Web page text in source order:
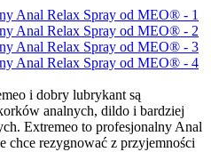
i dobry lubrykant są
analnych, dildo i bardziej
Extremeo to profesjonalny Anal
chce rezygnować z przyjemności